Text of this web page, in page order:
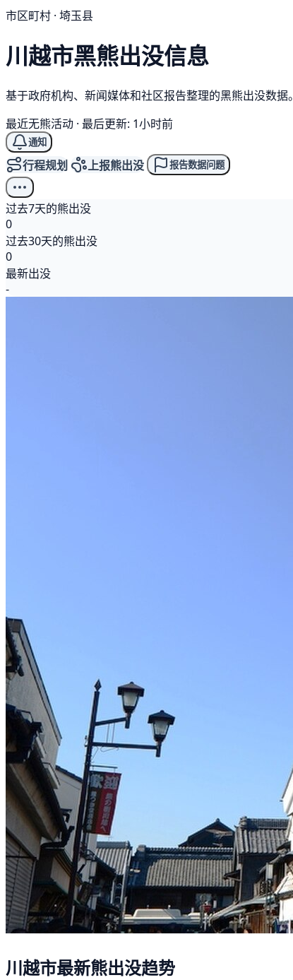
市区町村 · 埼玉县
川越市黑熊出没信息
基于政府机构、新闻媒体和社区报告整理的黑熊出没数据。
最近无熊活动 · 最后更新: 1小时前
通知
行程规划 上报熊出没 报告数据问题
过去7天的熊出没
0
过去30天的熊出没
0
最新出没
-
川越市最新熊出没趋势